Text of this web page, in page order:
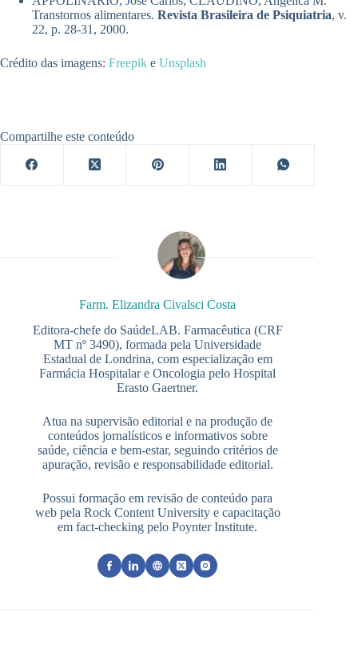
Transtornos alimentares. Revista Brasileira de Psiquiatria, v.
22, p. 28-31, 2000.
Crédito das imagens: Freepik e Unsplash
Compartilhe este conteúdo
Farm. Elizandra Civalsci Costa
Editora-chefe do SaúdeLAB. Farmacêutica (CRF
MT nº 3490), formada pela Universidade
Estadual de Londrina, com especialização em
Farmácia Hospitalar e Oncologia pelo Hospital
Erasto Gaertner.
Atua na supervisão editorial e na produção de
conteúdos jornalísticos e informativos sobre
saúde, ciência e bem-estar, seguindo critérios de
apuração, revisão e responsabilidade editorial.
Possui formação em revisão de conteúdo para
web pela Rock Content University e capacitação
em fact-checking pelo Poynter Institute.